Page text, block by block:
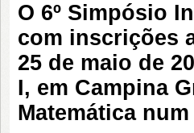
O 6º Simpósio
com inscrições
25 de maio de
I, em Campina
Matemática